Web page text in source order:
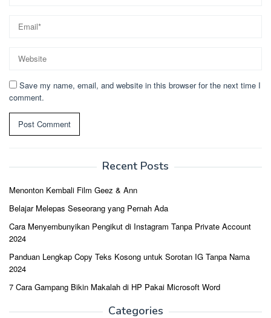
Save my name, email, and website in this browser for the next time I
comment.
Recent Posts
Menonton Kembali Film Geez & Ann
Belajar Melepas Seseorang yang Pernah Ada
Cara Menyembunyikan Pengikut di Instagram Tanpa Private Account
2024
Panduan Lengkap Copy Teks Kosong untuk Sorotan IG Tanpa Nama
2024
7 Cara Gampang Bikin Makalah di HP Pakai Microsoft Word
Categories